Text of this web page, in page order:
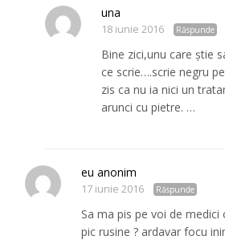
una
18 iunie 2016 Răspunde
Bine zici,unu care știe
ce scrie….scrie negru
zis ca nu ia nici un
arunci cu pietre. …
eu anonim
17 iunie 2016 Răspunde
Sa ma pis pe voi de medici
pic rusine ? ardavar focu